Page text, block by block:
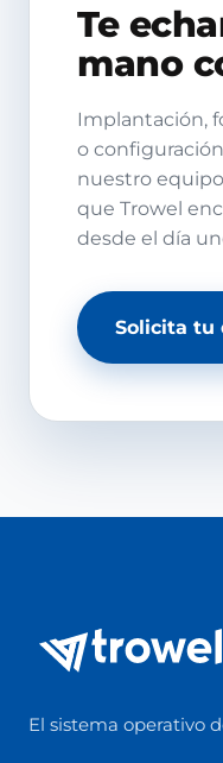
Te
mano
Implantación,
o
nuestro
que Trowel
desde el día
Solicita tu
El sistema operativo